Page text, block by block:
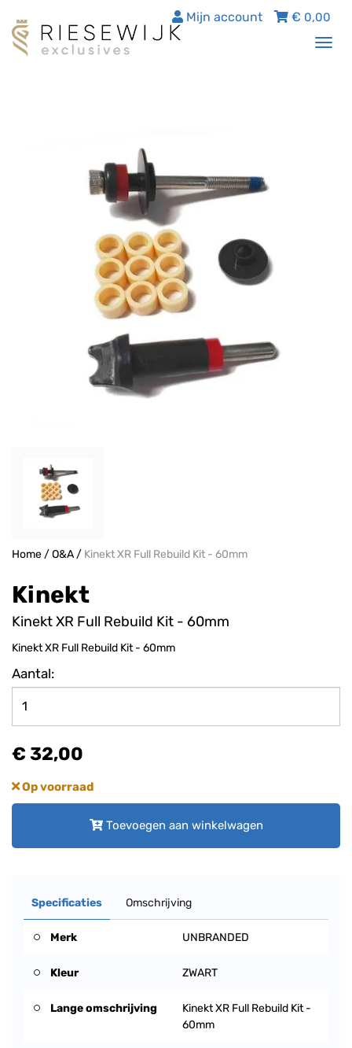
€ 0,00
Mijn account
Home/O&A/ Kinekt XR Full Rebuild Kit - 60mm
Kinekt
Kinekt XR Full Rebuild Kit - 60mm
Kinekt XR Full Rebuild Kit - 60mm
Aantal:
€ 32,00
Op voorraad
Toevoegen aan winkelwagen
Specificaties Omschrijving
Merk UNBRANDED
Kleur ZWART
Lange omschrijving
Kinekt XR Full Rebuild Kit -
60mm